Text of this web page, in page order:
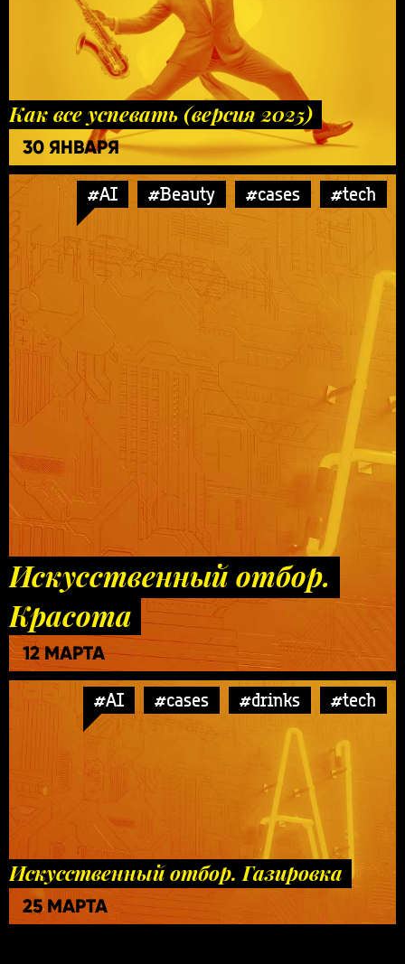
Как все успевать (версия 2025)
30 ЯНВАРЯ
#AI #Beauty #cases #tech
Искусственный отбор.
Красота
12 МАРТА
#AI #cases #drinks #tech
Искусственный отбор. Газировка
25 МАРТА